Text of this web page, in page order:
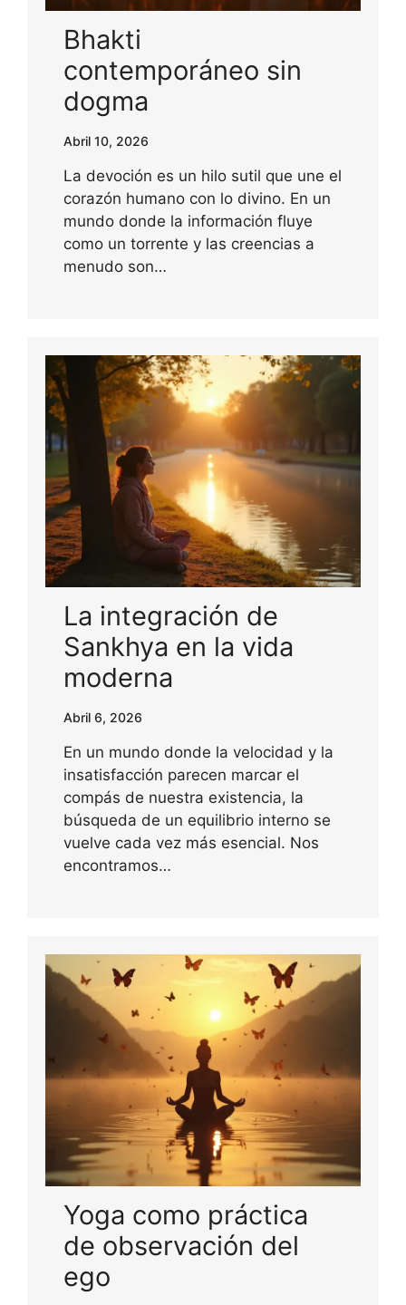
Bhakti
contemporáneo sin
dogma
Abril 10, 2026
La devoción es un hilo sutil que une el
corazón humano con lo divino. En un
mundo donde la información fluye
como un torrente y las creencias a
menudo son…
La integración de
Sankhya en la vida
moderna
Abril 6, 2026
En un mundo donde la velocidad y la
insatisfacción parecen marcar el
compás de nuestra existencia, la
búsqueda de un equilibrio interno se
vuelve cada vez más esencial. Nos
encontramos…
Yoga como práctica
de observación del
ego